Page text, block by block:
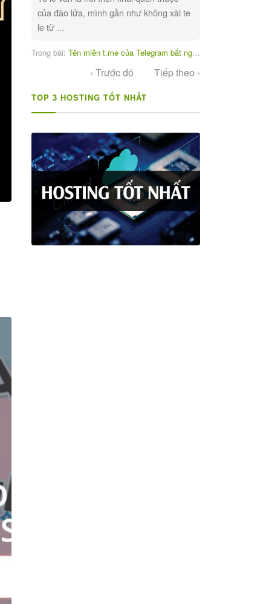
của đào lửa, mình gần như không xài te
le từ ...
Trong bài: Tên miền t.me của Telegram bất ngờ bị tạm ngưng
‹ Trước đó Tiếp theo ›
TOP 3 HOSTING TỐT NHẤT